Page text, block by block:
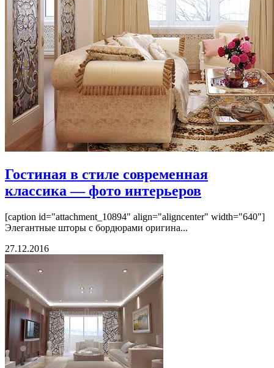
Гостиная в стиле современная
классика — фото интерьеров
[caption id="attachment_10894" align="aligncenter" width="640"]
Элегантные шторы с бордюрами оригина...
27.12.2016